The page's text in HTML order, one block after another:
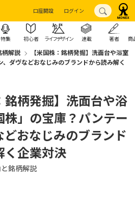
口座開設 ログイン
特集 初心者 ライフデザイン 連載 著者 商
柄解説
【米国株：銘柄発掘】洗面台や浴室
ダヴなどおなじみのブランドから読み解く
銘柄発掘】洗面台や浴
株」の宝庫？パンテー
どおなじみのブランド
く企業対決
銘柄解説